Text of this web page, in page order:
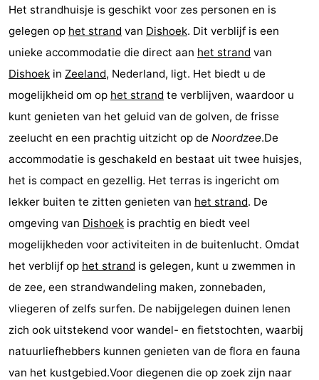
Résidence
Dishoek
Chambre
d'hôtes
Chaumières
-
Klein
Dishoek
Duinzicht
-
Galgewei
Meerpaal
-
Noordzee
Resort
Vlissingen
Noordzee
Résidence
Dishoek
-
Strandcamping
Valkenisse
Strandpark
-
Het strandhuisje is geschikt voor zes personen en is
gelegen op het strand van Dishoek. Dit verblijf is een
unieke accommodatie die direct aan het strand van
Dishoek in Zeeland, Nederland, ligt. Het biedt u de
mogelijkheid om op het strand te verblijven, waardoor u
kunt genieten van het geluid van de golven, de frisse
zeelucht en een prachtig uitzicht op de Noordzee.De
accommodatie is geschakeld en bestaat uit twee huisjes,
het is compact en gezellig. Het terras is ingericht om
lekker buiten te zitten genieten van het strand. De
omgeving van Dishoek is prachtig en biedt veel
mogelijkheden voor activiteiten in de buitenlucht. Omdat
het verblijf op het strand is gelegen, kunt u zwemmen in
de zee, een strandwandeling maken, zonnebaden,
vliegeren of zelfs surfen. De nabijgelegen duinen lenen
zich ook uitstekend voor wandel- en fietstochten, waarbij
natuurliefhebbers kunnen genieten van de flora en fauna
van het kustgebied.Voor diegenen die op zoek zijn naar